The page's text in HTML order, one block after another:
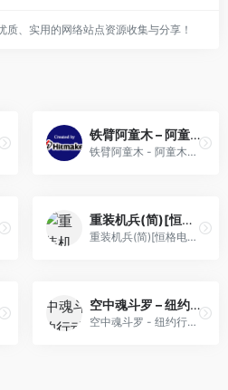
、实用的网络站点资源收集与分享！
铁臂阿童木 – 阿童木心之秘密[Sakura0s](简)(JP)(63.23Mb)
铁臂阿童木 - 阿童木心之秘密[Sakura0s](简)(JP)(63.23Mb)
重装机兵(简)[恒格电子](JP)[RPG](6Mb)
重装机兵(简)[恒格电子](JP)[RPG](6Mb)
空中魂斗罗 – 纽约行动(简)[maoweimam](EU)[STG](2Mb)
空中魂斗罗 - 纽约行动(简)[maoweimam](EU)[STG](2Mb)